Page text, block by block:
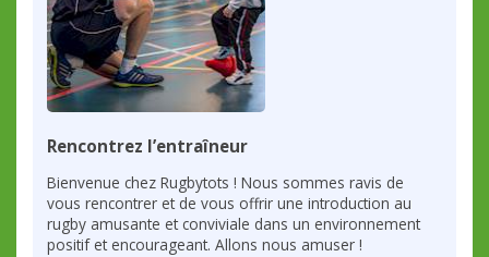
Rencontrez l’entraîneur
Bienvenue chez Rugbytots ! Nous sommes ravis de
vous rencontrer et de vous offrir une introduction au
rugby amusante et conviviale dans un environnement
positif et encourageant. Allons nous amuser !